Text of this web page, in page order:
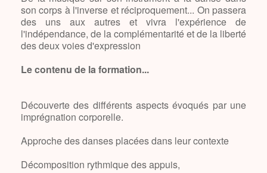
son corps à l'inverse et réciproquement... On passera
des uns aux autres et vivra l'expérience de
l'indépendance, de la complémentarité et de la liberté
des deux voies d'expression
Le contenu de la formation...
Découverte des différents aspects évoqués par une
imprégnation corporelle.
Approche des danses placées dans leur contexte
Décomposition rythmique des appuis,